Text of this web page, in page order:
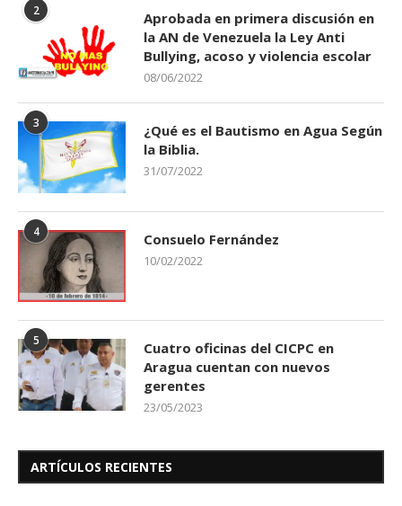
2
Aprobada en primera discusión en
la AN de Venezuela la Ley Anti
Bullying, acoso y violencia escolar
08/06/2022
3
¿Qué es el Bautismo en Agua Según
la Biblia.
31/07/2022
4 Consuelo Fernández
10/02/2022
5
Cuatro oficinas del CICPC en
Aragua cuentan con nuevos
gerentes
23/05/2023
ARTÍCULOS RECIENTES